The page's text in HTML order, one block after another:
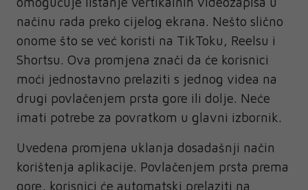
načinu rada preko cijelog ekrana. Nešto slično
onome što se već koristi na TikToku, Reelsu i
Shortsu. Ova promjena znači da će korisnici
moći jednostavno prelaziti s jednog videa na
drugi povlačenjem prsta gore ili dolje. Neće
imati potrebe za povratkom u glavni izbornik.
Uvedena promjena uklanja dosadašnji način
korištenja aplikacije. Povlačenjem prsta prema
gore, korisnici će automatski prelaziti na